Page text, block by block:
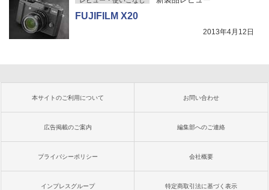
FUJIFILM X20
2013年4月12日
本サイトのご利用について お問い合わせ
広告掲載のご案内 編集部へのご連絡
プライバシーポリシー 会社概要
インプレスグループ 特定商取引法に基づく表示